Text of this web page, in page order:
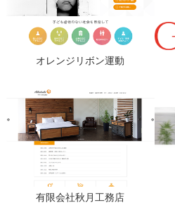
オレンジリボン運動
有限会社秋月工務店